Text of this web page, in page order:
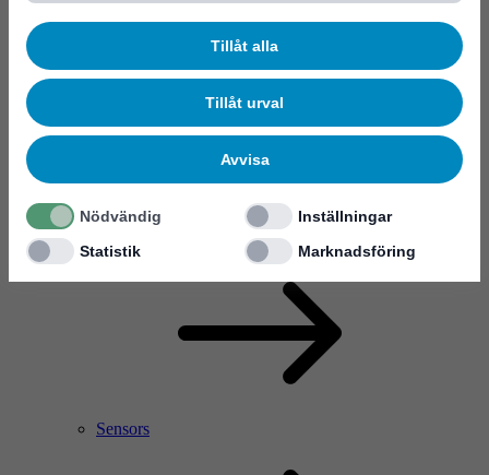
Tillåt alla
Tillåt urval
Avvisa
Nödvändig
Inställningar
Statistik
Marknadsföring
RF Power Amplifier & Microwave Device
Sensors